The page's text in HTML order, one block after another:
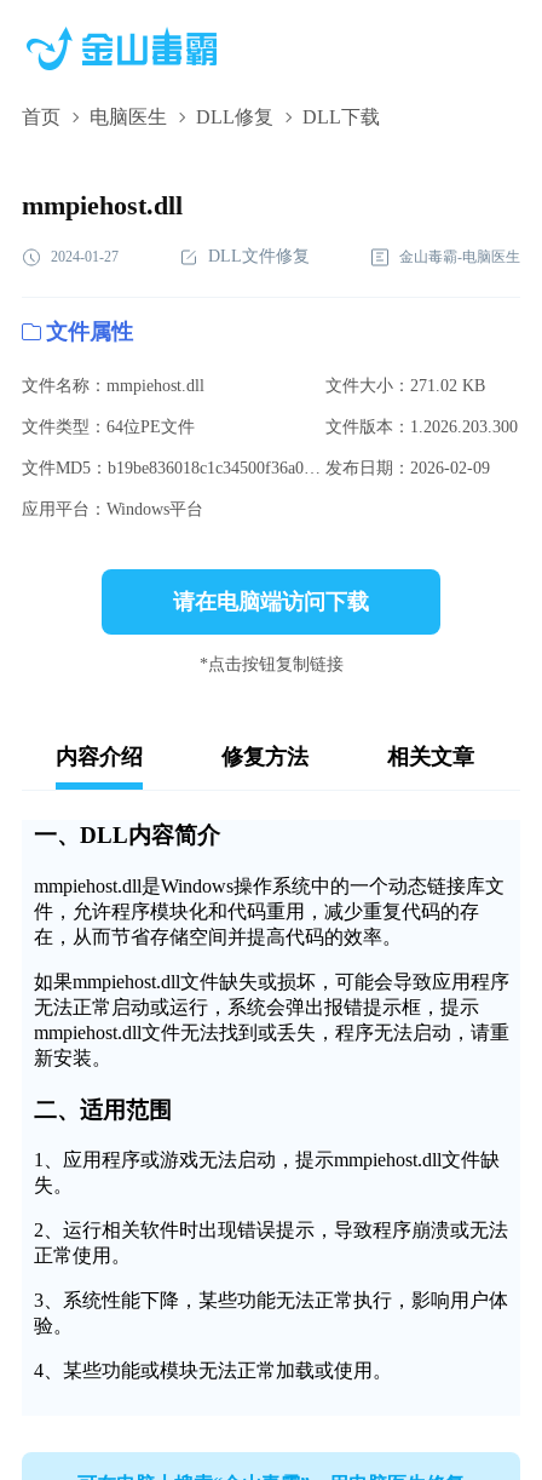
首页 电脑医生 DLL修复 DLL下载
mmpiehost.dll,mmpiehost.dll下载,mmpiehost.dll修复
mmpiehost.dll
2024-01-27 DLL文件修复 金山毒霸-电脑医生
文件属性
文件名称：mmpiehost.dll 文件大小：271.02 KB
文件类型：64位PE文件 文件版本：1.2026.203.300
文件MD5：b19be836018c1c34500f36a0dd6268e8 发布日期：2026-02-09
应用平台：Windows平台
请在电脑端访问下载
*点击按钮复制链接
内容介绍 修复方法 相关文章
一、DLL内容简介
mmpiehost.dll是Windows操作系统中的一个动态链接库文
件，允许程序模块化和代码重用，减少重复代码的存
在，从而节省存储空间并提高代码的效率。
如果mmpiehost.dll文件缺失或损坏，可能会导致应用程序
无法正常启动或运行，系统会弹出报错提示框，提示
mmpiehost.dll文件无法找到或丢失，程序无法启动，请重
新安装。
二、适用范围
1、应用程序或游戏无法启动，提示mmpiehost.dll文件缺
失。
2、运行相关软件时出现错误提示，导致程序崩溃或无法
正常使用。
3、系统性能下降，某些功能无法正常执行，影响用户体
验。
4、某些功能或模块无法正常加载或使用。